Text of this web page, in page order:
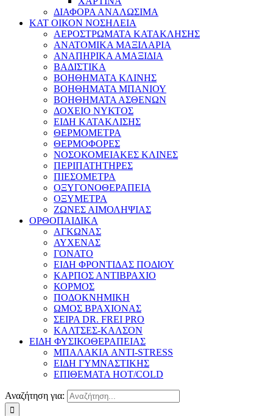
ΔΙΑΦΟΡΑ ΑΝΑΛΩΣΙΜΑ
ΚΑΤ ΟΙΚΟΝ ΝΟΣΗΛΕΙΑ
ΑΕΡΟΣΤΡΩΜΑΤΑ ΚΑΤΑΚΛΗΣΗΣ
ΑΝΑΤΟΜΙΚΑ ΜΑΞΙΛΑΡΙΑ
ΑΝΑΠΗΡΙΚΑ ΑΜΑΞΙΔΙΑ
ΒΑΔΙΣΤΙΚΑ
ΒΟΗΘΗΜΑΤΑ ΚΛΙΝΗΣ
ΒΟΗΘΗΜΑΤΑ ΜΠΑΝΙΟΥ
ΒΟΗΘΗΜΑΤΑ ΑΣΘΕΝΩΝ
ΔΟΧΕΙΟ ΝΥΚΤΟΣ
ΕΙΔΗ ΚΑΤΑΚΛΙΣΗΣ
ΘΕΡΜΟΜΕΤΡΑ
ΘΕΡΜΟΦΟΡΕΣ
ΝΟΣΟΚΟΜΕΙΑΚΕΣ ΚΛΙΝΕΣ
ΠΕΡΙΠΑΤΗΤΗΡΕΣ
ΠΙΕΣΟΜΕΤΡΑ
ΟΞΥΓΟΝΟΘΕΡΑΠΕΙΑ
ΟΞΥΜΕΤΡΑ
ΖΩΝΕΣ ΑΙΜΟΛΗΨΙΑΣ
ΟΡΘΟΠΑΙΔΙΚΑ
ΑΓΚΩΝΑΣ
ΑΥΧΕΝΑΣ
ΓΟΝΑΤΟ
ΕΙΔΗ ΦΡΟΝΤΙΔΑΣ ΠΟΔΙΟΥ
ΚΑΡΠΟΣ ΑΝΤΙΒΡΑΧΙΟ
ΚΟΡΜΟΣ
ΠΟΔΟΚΝΗΜΙΚΗ
ΩΜΟΣ ΒΡΑΧΙΟΝΑΣ
ΣΕΙΡΑ DR. FREI PRO
ΚΑΛΤΣΕΣ-ΚΑΛΣΟΝ
ΕΙΔΗ ΦΥΣΙΚΟΘΕΡΑΠΕΙΑΣ
ΜΠΑΛΑΚΙΑ ANTI-STRESS
ΕΙΔΗ ΓΥΜΝΑΣΤΙΚΗΣ
ΕΠΙΘΕΜΑΤΑ HOT/COLD
Αναζήτηση για: